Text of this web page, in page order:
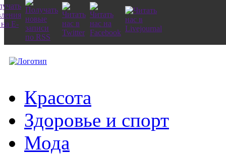
Красота
Здоровье и спорт
Мода